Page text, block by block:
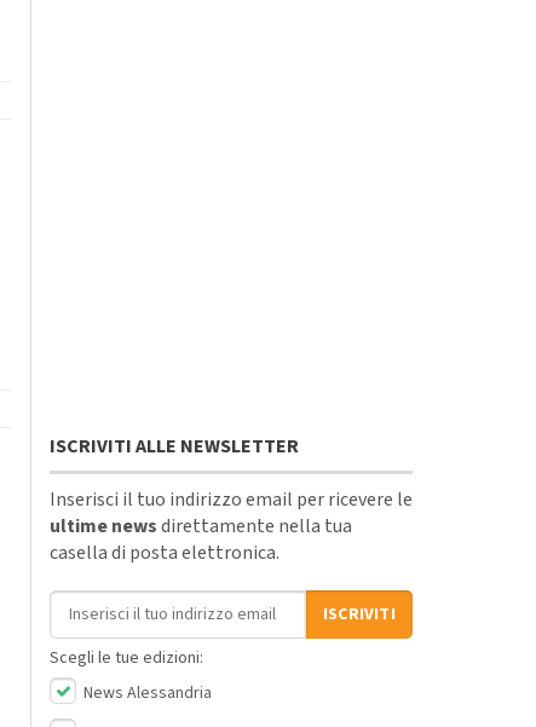
ISCRIVITI ALLE NEWSLETTER
Inserisci il tuo indirizzo email per ricevere le
ultime newsdirettamente nella tua
casella di posta elettronica.
Indirizzo email
ISCRIVITI
Scegli le tue edizioni:
News Alessandria